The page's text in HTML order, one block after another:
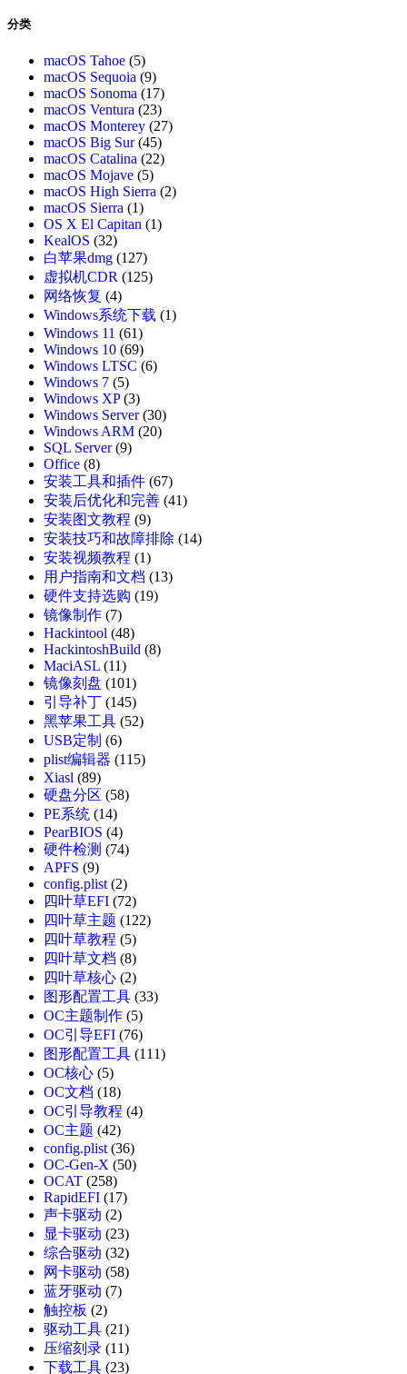
分类
macOS Tahoe (5)
macOS Sequoia (9)
macOS Sonoma (17)
macOS Ventura (23)
macOS Monterey (27)
macOS Big Sur(45)
macOS Catalina (22)
macOS Mojave (5)
macOS High Sierra (2)
macOS Sierra (1)
OS X El Capitan (1)
KealOS (32)
白苹果dmg (127)
虚拟机CDR (125)
网络恢复 (4)
Windows系统下载 (1)
Windows 11 (61)
Windows 10 (69)
Windows LTSC (6)
Windows 7 (5)
Windows XP(3)
Windows Server(30)
Windows ARM (20)
SQL Server(9)
Office (8)
安装工具和插件 (67)
安装后优化和完善 (41)
安装图文教程 (9)
安装技巧和故障排除 (14)
安装视频教程 (1)
用户指南和文档 (13)
硬件支持选购 (19)
镜像制作 (7)
Hackintool (48)
HackintoshBuild (8)
MaciASL (11)
镜像刻盘 (101)
引导补丁 (145)
黑苹果工具 (52)
USB定制 (6)
plist编辑器 (115)
Xiasl (89)
硬盘分区 (58)
PE系统 (14)
PearBIOS (4)
硬件检测 (74)
APFS (9)
config.plist(2)
四叶草EFI (72)
四叶草主题 (122)
四叶草教程 (5)
四叶草文档 (8)
四叶草核心 (2)
图形配置工具 (33)
OC主题制作 (5)
OC引导EFI (76)
图形配置工具 (111)
OC核心 (5)
OC文档 (18)
OC引导教程 (4)
OC主题 (42)
config.plist(36)
OC-Gen-X (50)
OCAT (258)
RapidEFI (17)
声卡驱动 (2)
显卡驱动 (23)
综合驱动 (32)
网卡驱动 (58)
蓝牙驱动 (7)
触控板 (2)
驱动工具 (21)
压缩刻录 (11)
下载工具 (23)